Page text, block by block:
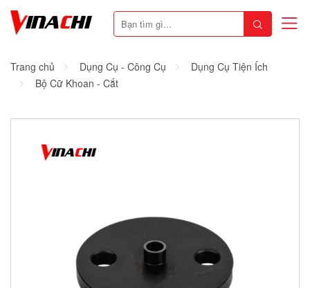
Trang chủ Dụng Cụ - Công Cụ
Dụng Cụ Tiện Ích
Bộ Cữ Khoan - Cắt